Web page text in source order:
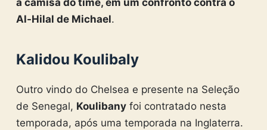
a camisa do time, em um confronto contra o
Al-Hilal de Michael.
Kalidou Koulibaly
Outro vindo do Chelsea e presente na Seleção
de Senegal, Koulibanyfoi contratado nesta
temporada, após uma temporada na Inglaterra.